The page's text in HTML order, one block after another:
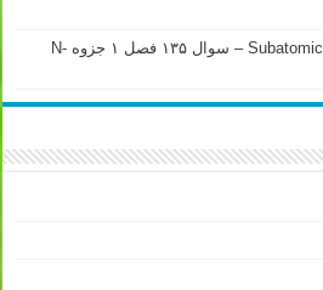
Subatomic particles – valence electrons – سوال ۱۳۵ فصل ۱ جزوه N-